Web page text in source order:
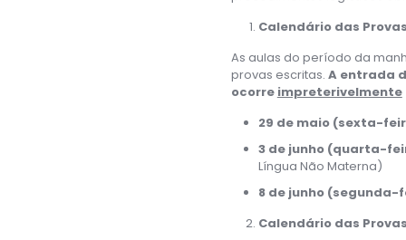
Calendário das
As aulas do período da
provas escritas. A entrada
ocorre impreterivelmente
29 de maio (sexta-
3 de junho (quarta-
Língua Não Materna)
8 de junho (segunda-
Calendário das